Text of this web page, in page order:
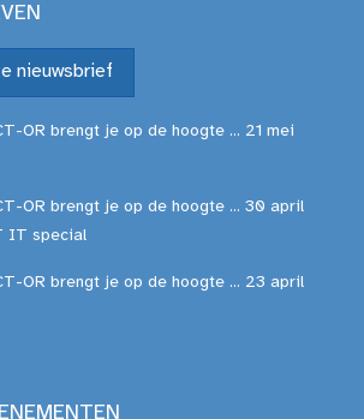
nieuwsbrief
OR brengt je op de hoogte ... 21 mei
OR brengt je op de hoogte ... 30 april
IT special
OR brengt je op de hoogte ... 23 april